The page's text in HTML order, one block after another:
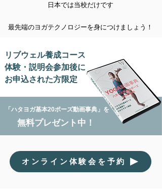
日本では当校だけです
最先端のヨガテクノロジーを身につけましょう！
リブウェル養成コース
体験・説明会参加後に
お申込された方限定
「ハタヨガ基本20ポーズ動画事典」を
無料プレゼント中！
オンライン体験会を予約